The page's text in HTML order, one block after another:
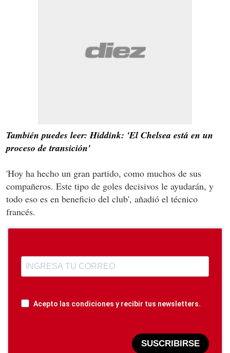
También puedes leer: Hiddink: 'El Chelsea está en un
proceso de transición'
'Hoy ha hecho un gran partido, como muchos de sus
compañeros. Este tipo de goles decisivos le ayudarán, y
todo eso es en beneficio del club', añadió el técnico
francés.
Acepto las condiciones y recibir tus newsletters.
SUSCRIBIRSE